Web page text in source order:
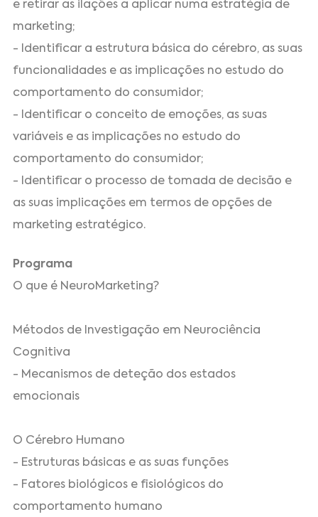
e retirar as ilações a aplicar numa estratégia de
marketing;
- Identificar a estrutura básica do cérebro, as suas
funcionalidades e as implicações no estudo do
comportamento do consumidor;
- Identificar o conceito de emoções, as suas
variáveis e as implicações no estudo do
comportamento do consumidor;
- Identificar o processo de tomada de decisão e
as suas implicações em termos de opções de
marketing estratégico.
Programa
O que é NeuroMarketing?
Métodos de Investigação em Neurociência
Cognitiva
- Mecanismos de deteção dos estados
emocionais
O Cérebro Humano
- Estruturas básicas e as suas funções
- Fatores biológicos e fisiológicos do
comportamento humano